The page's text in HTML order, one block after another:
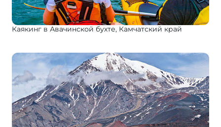
Каякинг в Авачинской бухте, Камчатский край